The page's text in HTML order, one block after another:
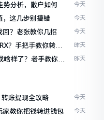
分析，散户如何避
今天
，这几步别搞错 今天
？老张教你几招 今天
？手把手教你转成
昨天
样了？老手教你咋
昨天
账提现全攻略 今天
教你把钱转进钱包 今天